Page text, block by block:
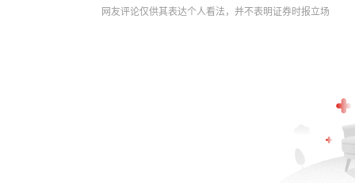
网友评论仅供其表达个人看法，并不表明证券时报立场